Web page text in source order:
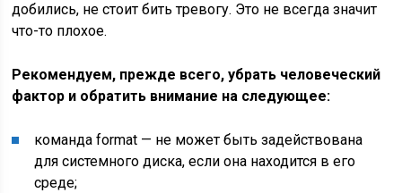
добились, не стоит бить тревогу. Это не всегда значит
что-то плохое.
Рекомендуем, прежде всего, убрать человеческий
фактор и обратить внимание на следующее:
команда format — не может быть задействована
для системного диска, если она находится в его
среде;